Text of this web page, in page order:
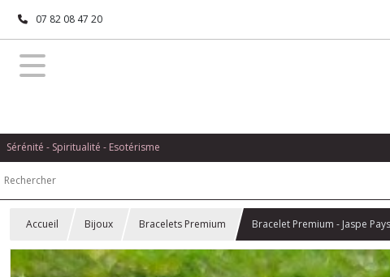
07 82 08 47 20
Sérénité - Spiritualité - Esotérisme
Accueil Bijoux Bracelets Premium Bracelet Premium - Jaspe